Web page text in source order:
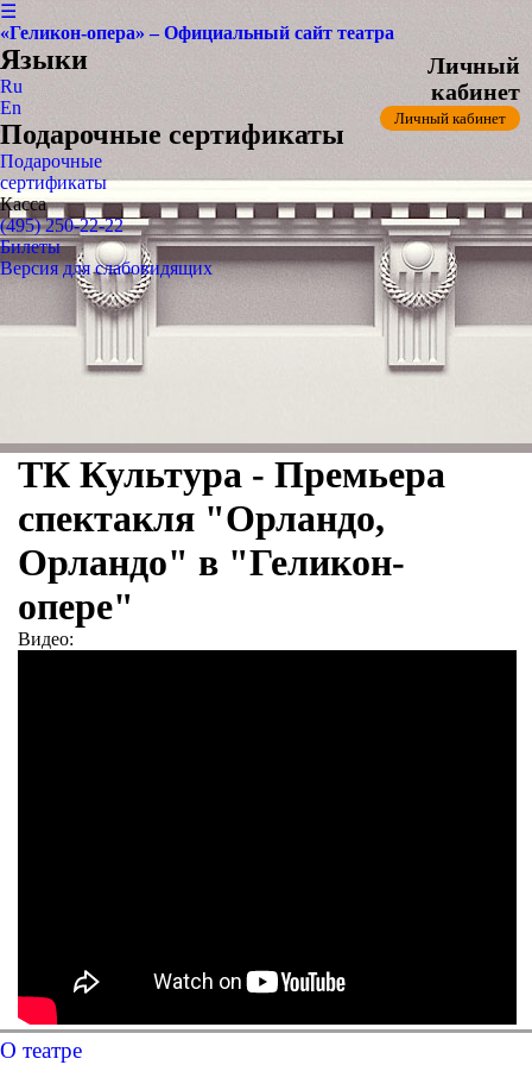
☰
«Геликон-опера» – Официальный сайт театра
Языки
Ru
En
Подарочные сертификаты
Подарочные
сертификаты
Касса
(495) 250-22-22
Личный
кабинет
Личный кабинет
Билеты
Версия для слабовидящих
ТК Культура - Премьера
спектакля "Орландо,
Орландо" в "Геликон-
опере"
Видео:
О театре